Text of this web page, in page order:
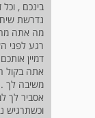
בינכם ,
נדרשת
מה אתה
רגע לפני
דמיין
אתה בקול
משיבה לך
אסביר לך
וכשתרגיש